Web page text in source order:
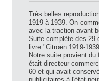
Très belles
1919 à 1939. On
avec la traction avant
Suite complète des 29
livre "Citroën 1919-
Notre suite provient du
était directeur
60 et qui avait